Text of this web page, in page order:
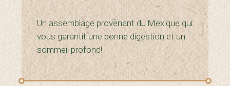
Un assemblage provenant du Mexique qui
vous garantit une bonne digestion et un
sommeil profond!